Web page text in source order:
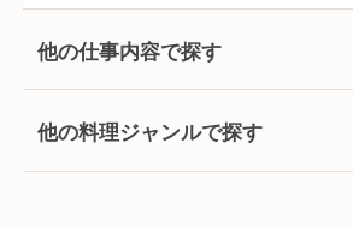
他の仕事内容で探す
他の料理ジャンルで探す